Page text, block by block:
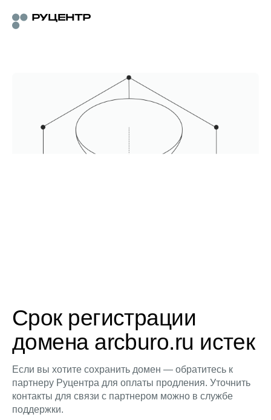
Срок регистрации
домена arcburo.ru истек
Если вы хотите сохранить домен — обратитесь к
партнеру Руцентра для оплаты продления. Уточнить
контакты для связи с партнером можно в службе
поддержки.